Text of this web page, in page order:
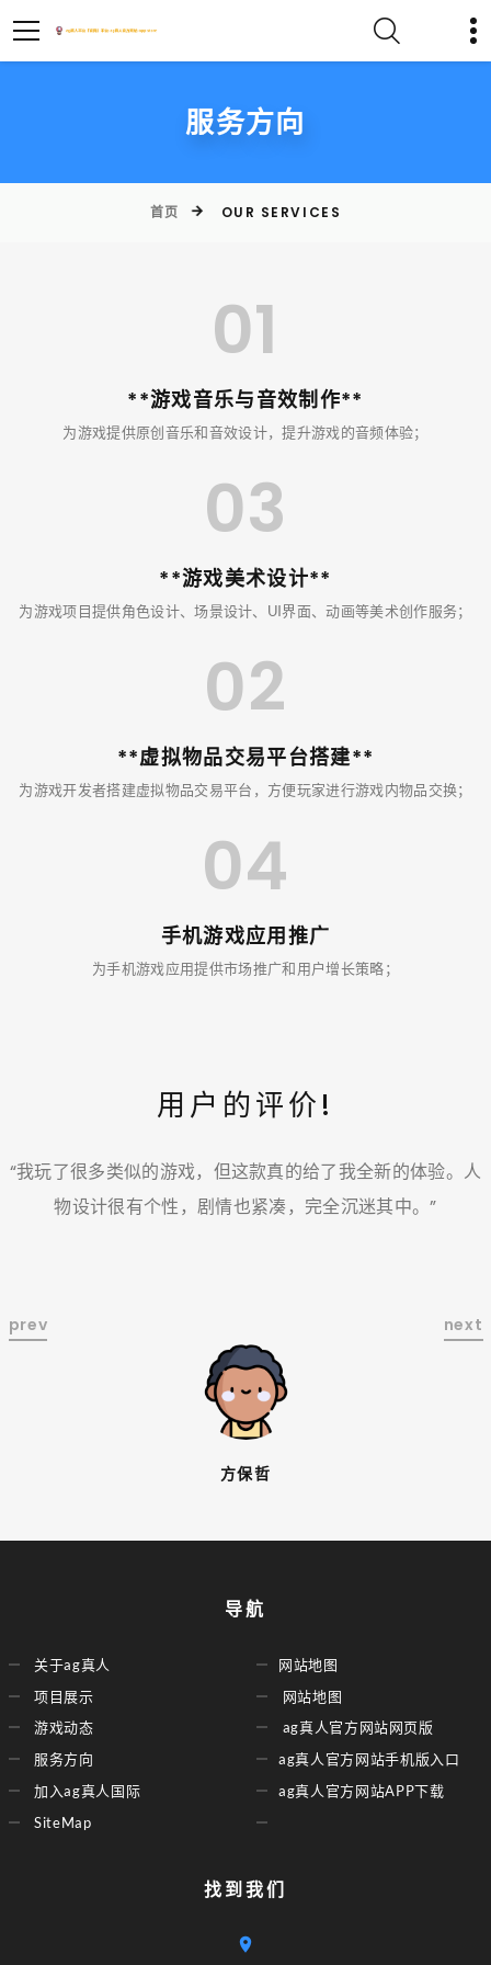
服务方向
首页 OUR SERVICES
01
**游戏音乐与音效制作**
为游戏提供原创音乐和音效设计，提升游戏的音频体验；
03
**游戏美术设计**
为游戏项目提供角色设计、场景设计、UI界面、动画等美术创作服务；
02
**虚拟物品交易平台搭建**
为游戏开发者搭建虚拟物品交易平台，方便玩家进行游戏内物品交换；
04
手机游戏应用推广
为手机游戏应用提供市场推广和用户增长策略；
用户的评价!
“我玩了很多类似的游戏，但这款真的给了我全新的体验。人
物设计很有个性，剧情也紧凑，完全沉迷其中。”
方保哲
导航
关于ag真人
项目展示
游戏动态
服务方向
加入ag真人国际
SiteMap
网站地图
网站地图
ag真人官方网站网页版
ag真人官方网站手机版入口
ag真人官方网站APP下载
找到我们